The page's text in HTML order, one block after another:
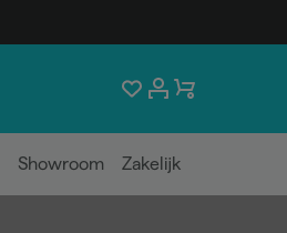
Showroom Zakelijk